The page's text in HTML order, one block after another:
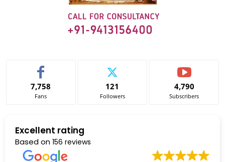
7,758
Fans
121
Followers
4,790
Subscribers
Excellent rating
Based on 156 reviews